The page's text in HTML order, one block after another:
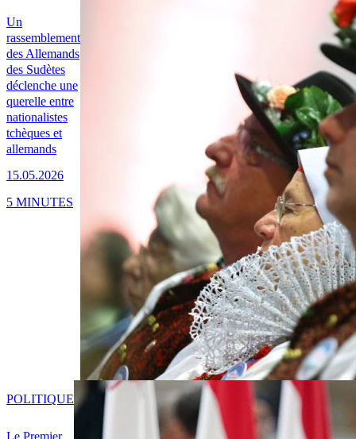
Un
rassemblement
des Allemands
des Sudètes
déclenche une
querelle entre
nationalistes
tchèques et
allemands
15.05.2026
5 MINUTES
POLITIQUE